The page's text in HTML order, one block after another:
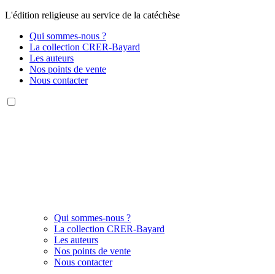
L'édition religieuse au service de la catéchèse
Qui sommes-nous ?
La collection CRER-Bayard
Les auteurs
Nos points de vente
Nous contacter
Qui sommes-nous ?
La collection CRER-Bayard
Les auteurs
Nos points de vente
Nous contacter